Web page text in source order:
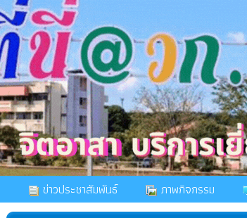
ข่าวประชาสัมพันธ์ ภาพกิจกรรม